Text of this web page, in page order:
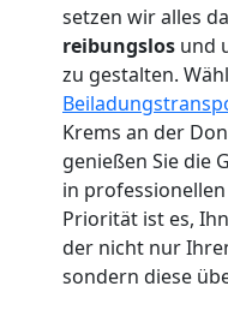
setzen wir alles
reibungslos und
zu gestalten.
Krems an der
genießen Sie die
in
Priorität ist es,
der nicht nur
sondern diese
Umzug
Mann
LKW